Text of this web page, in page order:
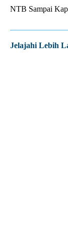
NTB Sampai
Jelajahi Lebih